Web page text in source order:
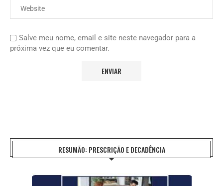
Salve meu nome, email e site neste navegador para a
próxima vez que eu comentar.
RESUMÃO: PRESCRIÇÃO E DECADÊNCIA